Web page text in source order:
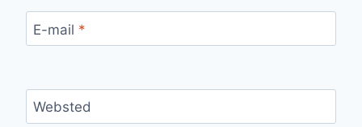
E-mail *
Websted